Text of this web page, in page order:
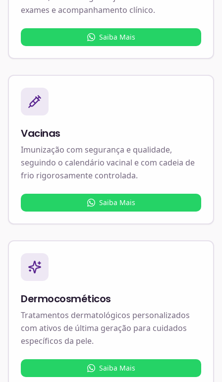
exames e acompanhamento clínico.
Saiba Mais
Vacinas
Imunização com segurança e qualidade,
seguindo o calendário vacinal e com cadeia de
frio rigorosamente controlada.
Saiba Mais
Dermocosméticos
Tratamentos dermatológicos personalizados
com ativos de última geração para cuidados
específicos da pele.
Saiba Mais